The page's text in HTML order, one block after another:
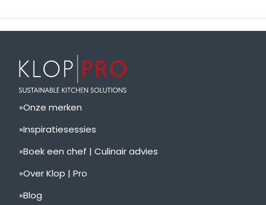
Onze merken
Inspiratiesessies
Boek een chef | Culinair advies
Over Klop | Pro
Blog